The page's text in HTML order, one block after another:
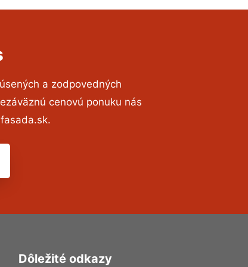
a zodpovedných
cenovú ponuku nás
Dôležité odkazy